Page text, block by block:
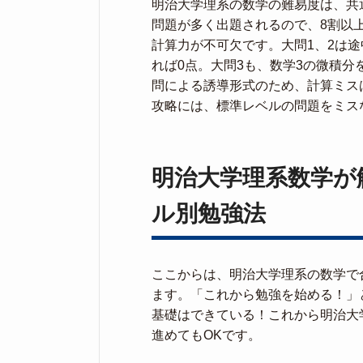
明治大学理系の数学の難易度は、
問題が多く出題されるので、8割以
計算力が不可欠です。大問1、2は
れば0点。大問3も、数学3の微積分
問による誘導形式のため、計算ミ
攻略には、標準レベルの問題をミ
明治大学理系数学
ル別勉強法
ここからは、明治大学理系の数学
ます。「これから勉強を始める！
基礎はできている！これから明治
進めてもOKです。